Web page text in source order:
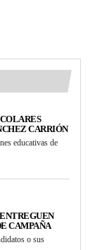
CARRIÓN
educativas de
CAMPAÑA
o sus